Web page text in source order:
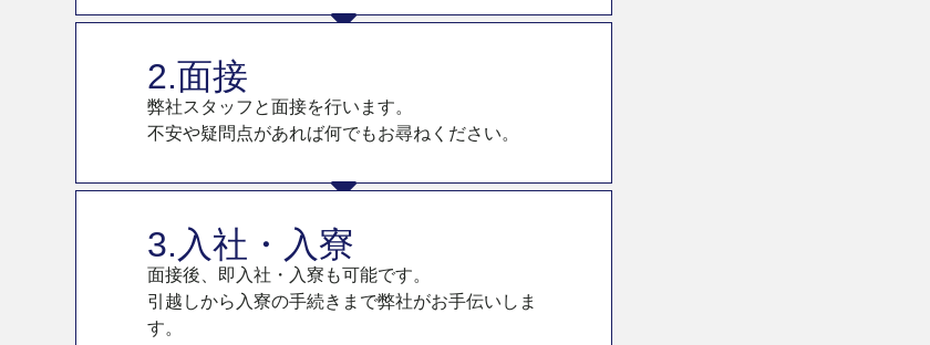
2.面接
弊社スタッフと面接を行います。
不安や疑問点があれば何でもお尋ねください。
3.入社・入寮
面接後、即入社・入寮も可能です。
引越しから入寮の手続きまで弊社がお手伝いしま
す。